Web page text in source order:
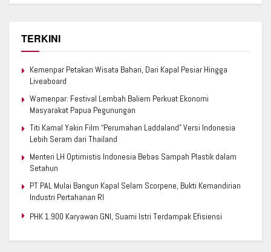
TERKINI
Kemenpar Petakan Wisata Bahari, Dari Kapal Pesiar Hingga
Liveaboard
Wamenpar: Festival Lembah Baliem Perkuat Ekonomi
Masyarakat Papua Pegunungan
Titi Kamal Yakin Film “Perumahan Laddaland” Versi Indonesia
Lebih Seram dari Thailand
Menteri LH Optimistis Indonesia Bebas Sampah Plastik dalam
Setahun
PT PAL Mulai Bangun Kapal Selam Scorpene, Bukti Kemandirian
Industri Pertahanan RI
PHK 1.900 Karyawan GNI, Suami Istri Terdampak Efisiensi